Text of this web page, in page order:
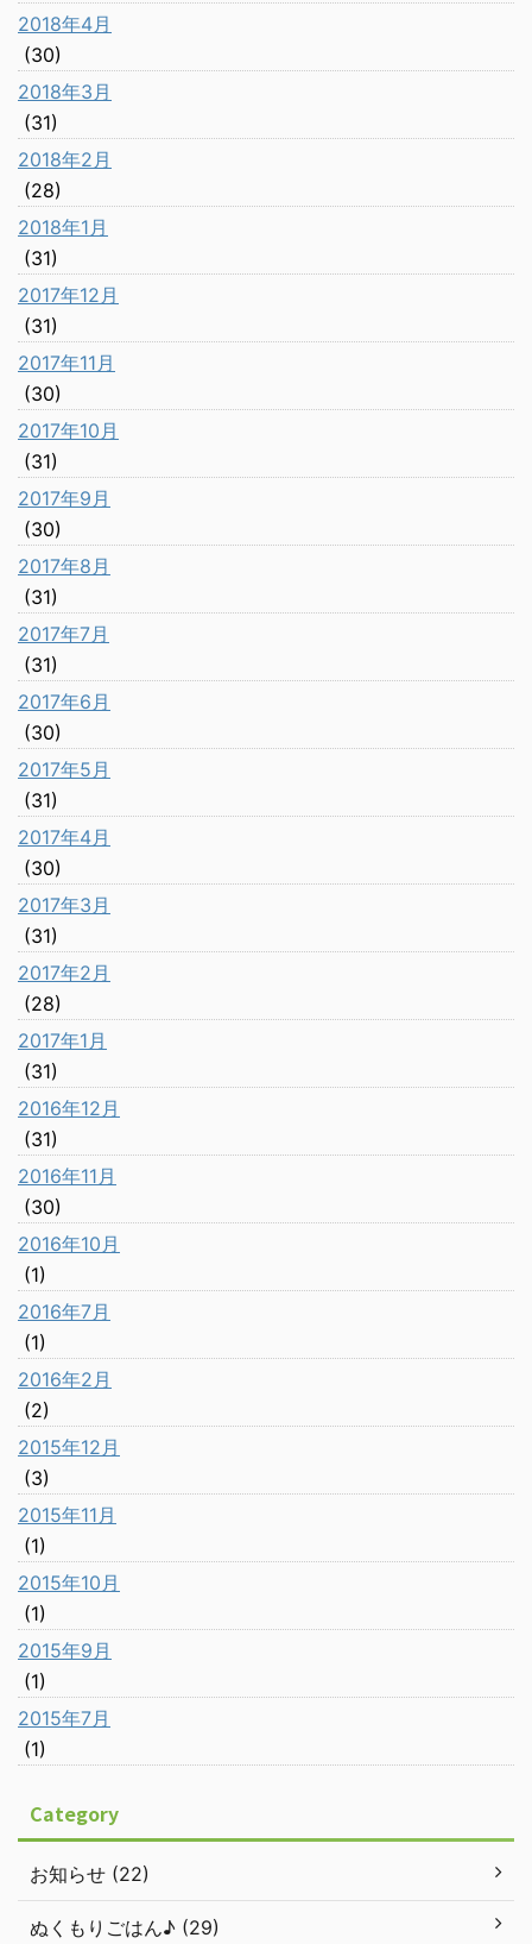
2018年4月
(30)
2018年3月
(31)
2018年2月
(28)
2018年1月
(31)
2017年12月
(31)
2017年11月
(30)
2017年10月
(31)
2017年9月
(30)
2017年8月
(31)
2017年7月
(31)
2017年6月
(30)
2017年5月
(31)
2017年4月
(30)
2017年3月
(31)
2017年2月
(28)
2017年1月
(31)
2016年12月
(31)
2016年11月
(30)
2016年10月
(1)
2016年7月
(1)
2016年2月
(2)
2015年12月
(3)
2015年11月
(1)
2015年10月
(1)
2015年9月
(1)
2015年7月
(1)
Category
お知らせ (22)
ぬくもりごはん♪ (29)